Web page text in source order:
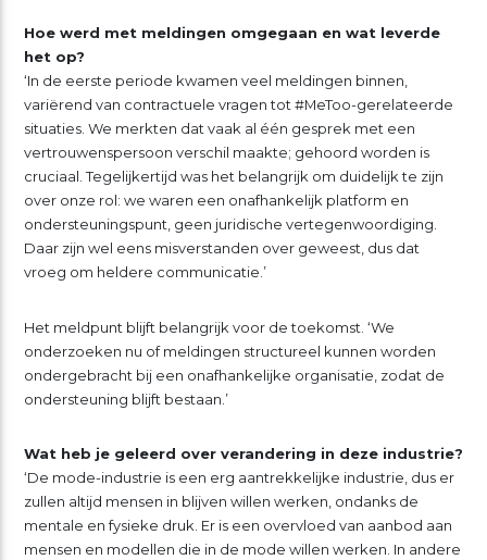
Hoe werd met meldingen omgegaan en wat leverde
het op?
‘In de eerste periode kwamen veel meldingen binnen,
variërend van contractuele vragen tot #MeToo-gerelateerde
situaties. We merkten dat vaak al één gesprek met een
vertrouwenspersoon verschil maakte; gehoord worden is
cruciaal. Tegelijkertijd was het belangrijk om duidelijk te zijn
over onze rol: we waren een onafhankelijk platform en
ondersteuningspunt, geen juridische vertegenwoordiging.
Daar zijn wel eens misverstanden over geweest, dus dat
vroeg om heldere communicatie.’
Het meldpunt blijft belangrijk voor de toekomst. ‘We
onderzoeken nu of meldingen structureel kunnen worden
ondergebracht bij een onafhankelijke organisatie, zodat de
ondersteuning blijft bestaan.’
Wat heb je geleerd over verandering in deze industrie?
‘De mode-industrie is een erg aantrekkelijke industrie, dus er
zullen altijd mensen in blijven willen werken, ondanks de
mentale en fysieke druk. Er is een overvloed van aanbod aan
mensen en modellen die in de mode willen werken. In andere